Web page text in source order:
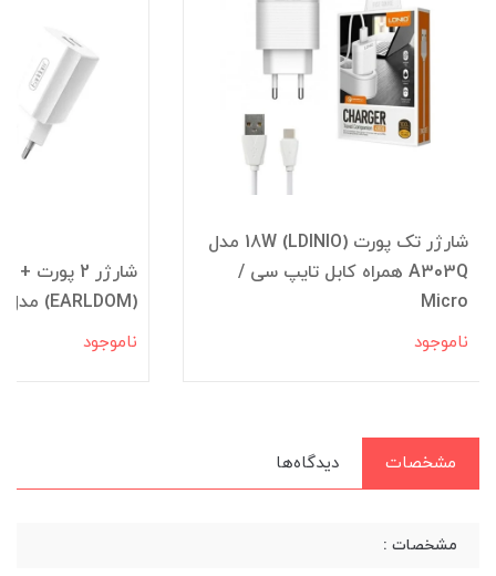
شارژر تک پورت 18W (LDINIO) مدل
A303Q همراه کابل تایپ سی /
Micro
ناموجود
(EARLDOM) مدل ES-202
ناموجود
مشخصات دیدگاه‌ها
مشخصات :